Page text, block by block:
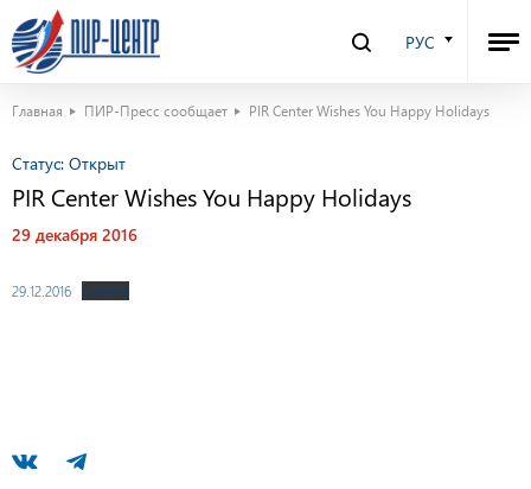
РУС
Главная ПИР-Пресс сообщает PIR Center Wishes You Happy Holidays
Статус: Открыт
PIR Center Wishes You Happy Holidays
29 декабря 2016
29.12.2016 Скачать